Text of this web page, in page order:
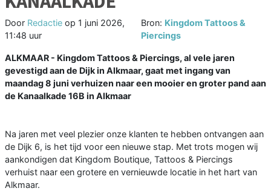
Door Redactie op 1 juni 2026,
11:48 uur
Bron: Kingdom Tattoos &
Piercings
ALKMAAR - Kingdom Tattoos & Piercings, al vele jaren
gevestigd aan de Dijk in Alkmaar, gaat met ingang van
maandag 8 juni verhuizen naar een mooier en groter pand aan
de Kanaalkade 16B in Alkmaar
Na jaren met veel plezier onze klanten te hebben ontvangen aan
de Dijk 6, is het tijd voor een nieuwe stap. Met trots mogen wij
aankondigen dat Kingdom Boutique, Tattoos & Piercings
verhuist naar een grotere en vernieuwde locatie in het hart van
Alkmaar.